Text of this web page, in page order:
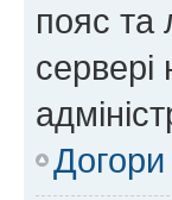
пояс та
Догори